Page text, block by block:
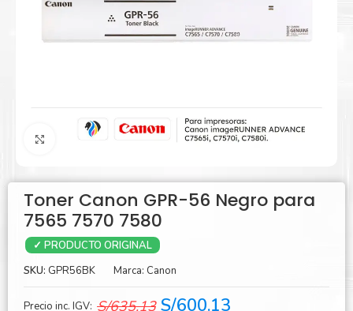
Agrandar
Toner Canon GPR-56 Negro para
7565 7570 7580
✓ PRODUCTO ORIGINAL
SKU: GPR56BK Marca: Canon
Precio inc. IGV: S/635.13 El
S/600.13